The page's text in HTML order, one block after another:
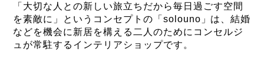
「大切な人との新しい旅立ちだから毎日過ごす空間
を素敵に」というコンセプトの「solouno」は、結婚
などを機会に新居を構える二人のためにコンセルジ
ュが常駐するインテリアショップです。